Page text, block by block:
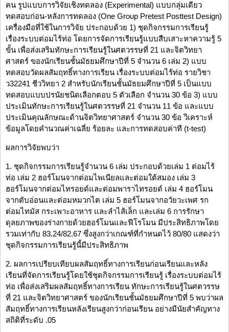
คน รูปแบบการวิจัยเชิงทดลอง (Experimental) แบบกลุ่มเดียว
ทดสอบก่อน-หลังการทดลอง (One Group Pretest Posttest Design)
เครื่องมือที่ใช้ในการวิจัย ประกอบด้วย 1) ชุดกิจกรรมการเรียนรู้
เรื่องระบบต่อมไร้ท่อ โดยการจัดการเรียนรู้แบบสืบเสาะหาความรู้ 5
ขั้น เพื่อส่งเสริมทักษะการเรียนรู้ในศตวรรษที่ 21 และจิตวิทยา
ศาสตร์ ของนักเรียนชั้นมัธยมศึกษาปีที่ 5 จำนวน 6 เล่ม 2) แบบ
ทดสอบวัดผลสัมฤทธิ์ทางการเรียน เรื่องระบบต่อมไร้ท่อ รายวิชา
ว32241 ชีววิทยา 2 สำหรับนักเรียนชั้นมัธยมศึกษาปีที่ 5 เป็นแบบ
ทดสอบแบบปรนัยชนิดเลือกตอบ 5 ตัวเลือก จำนวน 30 ข้อ 3) แบบ
ประเมินทักษะการเรียนรู้ในศตวรรษที่ 21 จำนวน 11 ข้อ และแบบ
ประเมินคุณลักษณะด้านจิตวิทยาศาสตร์ จำนวน 30 ข้อ วิเคราะห์
ข้อมูลโดยคำนวณค่าเฉลี่ย ร้อยละ และการทดสอบค่าที (t-test)
ผลการวิจัยพบว่า
1. ชุดกิจกรรมการเรียนรู้จำนวน 6 เล่ม ประกอบด้วยเล่ม 1 ต่อมไร้
ท่อ เล่ม 2 ฮอร์โมนจากต่อมไพเนียลและต่อมใต้สมอง เล่ม 3
ฮอร์โมนจากต่อมไทรอยด์และต่อมพาราไทรอยด์ เล่ม 4 ฮอร์โมน
จากตับอ่อนและต่อมหมวกไต เล่ม 5 ฮอร์โมนจากอวัยวะเพศ รก
ต่อมไทมัส กระเพาะอาหาร และลำไส้เล็ก และเล่ม 6 การรักษา
ดุลยภาพของร่างกายด้วยฮอร์โมนและฟีโรโมน มีประสิทธิภาพโดย
รวมเท่ากับ 83.24/82.67 ซึ่งสูงกว่าเกณฑ์ที่กำหนดไว้ 80/80 แสดงว่า
ชุดกิจกรรมการเรียนรู้นี้มีประสิทธิภาพ
2. ผลการเปรียบเทียบผลสัมฤทธิ์ทางการเรียนก่อนเรียนและหลัง
เรียนที่จัดการเรียนรู้โดยใช้ชุดกิจกรรมการเรียนรู้ เรื่องระบบต่อมไร้
ท่อ เพื่อส่งเสริมผลสัมฤทธิ์ทางการเรียน ทักษะการเรียนรู้ในศตวรรษ
ที่ 21 และจิตวิทยาศาสตร์ ของนักเรียนชั้นมัธยมศึกษาปีที่ 5 พบว่าผล
สัมฤทธิ์ทางการเรียนหลังเรียนสูงกว่าก่อนเรียน อย่างมีนัยสำคัญทาง
สถิติที่ระดับ .05